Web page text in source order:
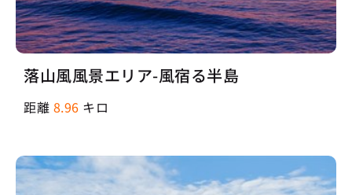
落山風風景エリア-風宿る半島
距離 8.96 キロ